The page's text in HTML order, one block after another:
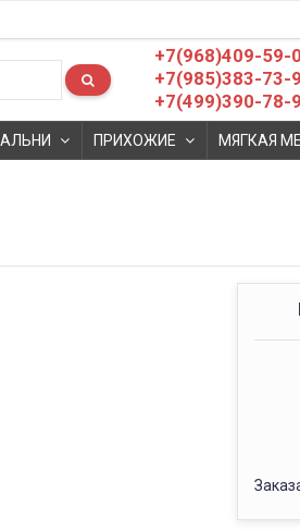
+7(968)409-59-
+7(985)383-73-
+7(499)390-78-
ПРИХОЖИЕ МЯГКАЯ